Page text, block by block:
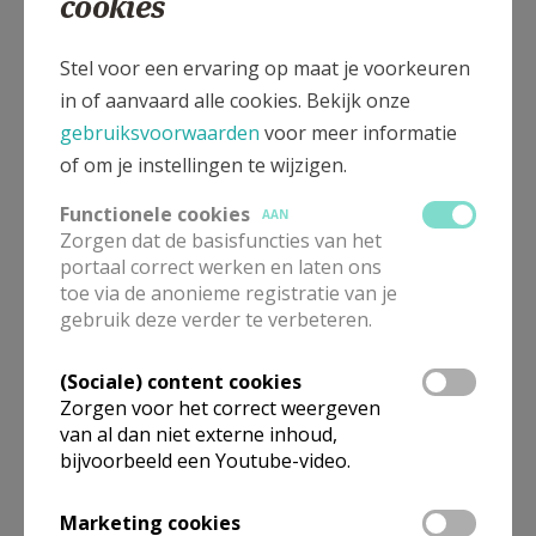
afsluiten met terug een lekkere maaltijd en deze keer
met een glaasje wijn.
We wensten mekaar een goede nachtrust want op
waar we allen in de vooravond terug thuis waren.
Op de TGV deelden we met elkaar onze ervaringen. De
voorbije dagen gaven ons genade en kracht om te
getuigen van ons christen-zijn in deze pluralistische
wereld. Lourdes gaf ons de moed om Christus te volgen
door God én de mensen graag te zien. In Lourdes
bleven we verbonden door ons gebed, een kaars, een
attentie met de mensen van onze familie, vrienden,
Kerk en de velen die ons een intentie meegegeven
Stel voor een ervaring op maat je voorkeuren
in of aanvaard alle cookies. Bekijk onze
gebruiksvoorwaarden voor meer informatie
of om je instellingen te wijzigen.
Functionele cookies
AAN
Zorgen dat de basisfuncties van het
portaal correct werken en laten ons
toe via de anonieme registratie van je
gebruik deze verder te verbeteren.
(Sociale) content cookies
Zorgen voor het correct weergeven
van al dan niet externe inhoud,
bijvoorbeeld een Youtube-video.
Marketing cookies